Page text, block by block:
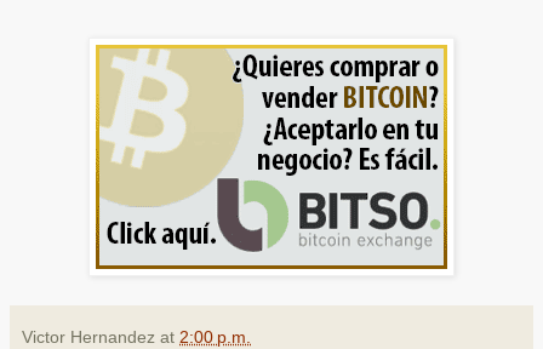
Victor Hernandez at 2:00 p.m.